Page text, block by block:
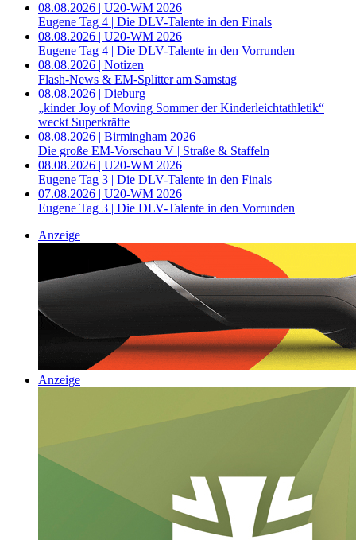
08.08.2026 | U20-WM 2026
Eugene Tag 4 | Die DLV-Talente in den Finals
08.08.2026 | U20-WM 2026
Eugene Tag 4 | Die DLV-Talente in den Vorrunden
08.08.2026 | Notizen
Flash-News & EM-Splitter am Samstag
08.08.2026 | Dieburg
„kinder Joy of Moving Sommer der Kinderleichtathletik“
weckt Superkräfte
08.08.2026 | Birmingham 2026
Die große EM-Vorschau V | Straße & Staffeln
08.08.2026 | U20-WM 2026
Eugene Tag 3 | Die DLV-Talente in den Finals
07.08.2026 | U20-WM 2026
Eugene Tag 3 | Die DLV-Talente in den Vorrunden
Anzeige
Anzeige